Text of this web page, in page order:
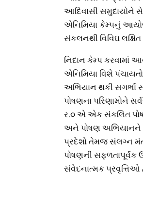
આદિવાસી સમુદાયોને
એનિમિયા કેમ્પનું
સંકલનથી વિવિઘ
નિદાન કેમ્પ કરવામાં
એનિમિયા વિશે
અભિયાન થકી સગર્ભા
પોષણના પરિણામોને
ર.૦ એ એક સંકલિત
અને પોષણ અભિયાનને
પ્રદેશો તેમજ સંલગ્ન
પોષણની સફળતાપૂર્વક
સંવેદનાત્મક પ્રવૃત્તિઓ